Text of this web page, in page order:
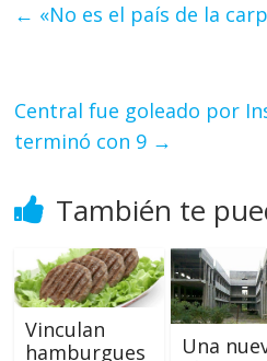
← «No es el país de la
Central fue goleado por
terminó con 9 →
También te
Vinculan
hamburgues
Una